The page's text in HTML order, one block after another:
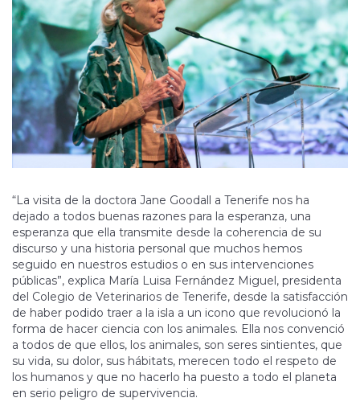
“La visita de la doctora Jane Goodall a Tenerife nos ha
dejado a todos buenas razones para la esperanza, una
esperanza que ella transmite desde la coherencia de su
discurso y una historia personal que muchos hemos
seguido en nuestros estudios o en sus intervenciones
públicas”, explica María Luisa Fernández Miguel, presidenta
del Colegio de Veterinarios de Tenerife, desde la satisfacción
de haber podido traer a la isla a un icono que revolucionó la
forma de hacer ciencia con los animales. Ella nos convenció
a todos de que ellos, los animales, son seres sintientes, que
su vida, su dolor, sus hábitats, merecen todo el respeto de
los humanos y que no hacerlo ha puesto a todo el planeta
en serio peligro de supervivencia.